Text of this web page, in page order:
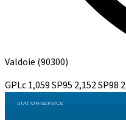
Valdoie (90300)
GPLc1,059SP95 2,152SP98